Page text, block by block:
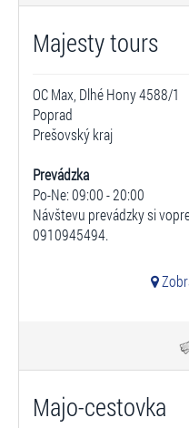
Majesty tours
OC Max, Dlhé Hony 4588/1
Poprad
Prešovský kraj
Prevádzka
Po-Ne: 09:00 - 20:00
Návštevu prevádzky si
0910945494.
Majo-cestovka